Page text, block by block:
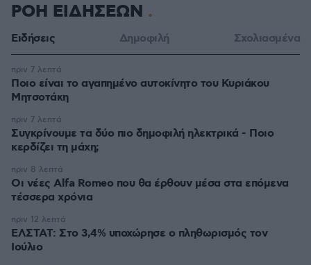
ΡΟΗ ΕΙΔΗΣΕΩΝ
Ειδήσεις Δημοφιλή Σχολιασμένα
Ποιο είναι το αγαπημένο αυτοκίνητο του Κυριάκου
Μητσοτάκη
πριν 7 λεπτά
Συγκρίνουμε τα δύο πιο δημοφιλή ηλεκτρικά - Ποιο
κερδίζει τη μάχη;
πριν 7 λεπτά
Οι νέες Alfa Romeo που θα έρθουν μέσα στα επόμενα
τέσσερα χρόνια
πριν 8 λεπτά
ΕΛΣΤΑΤ: Στο 3,4% υποχώρησε ο πληθωρισμός τον
Ιούλιο
πριν 12 λεπτά